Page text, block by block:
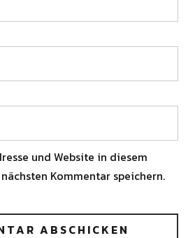
und Website in diesem
Kommentar speichern.